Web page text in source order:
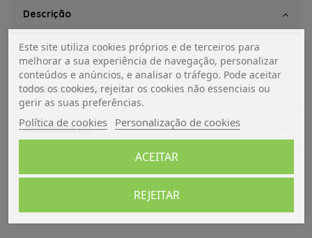
Descrição
Aplique led c/ orientação
Dados do produto
Avaliações (0)
Este site utiliza cookies próprios e de terceiros para
melhorar a sua experiência de navegação, personalizar
conteúdos e anúncios, e analisar o tráfego. Pode aceitar
todos os cookies, rejeitar os cookies não essenciais ou
gerir as suas preferências.
Política de cookies Personalização de cookies
REJEITAR
ACEITAR